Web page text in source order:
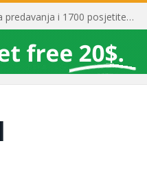
Toni Milun postao “milijarder”! Vrhunska predavanja i 1700 posjetitelja obilježili su mjesec financijske pismenosti